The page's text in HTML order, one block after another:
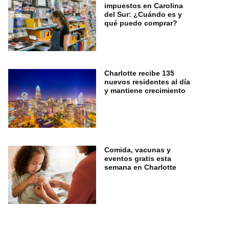
impuestos en Carolina
del Sur: ¿Cuándo es y
qué puedo comprar?
Charlotte recibe 135
nuevos residentes al día
y mantiene crecimiento
Comida, vacunas y
eventos gratis esta
semana en Charlotte